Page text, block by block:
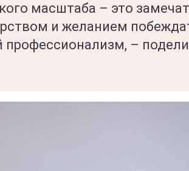
масштаба – это
и желанием
профессионализм, –